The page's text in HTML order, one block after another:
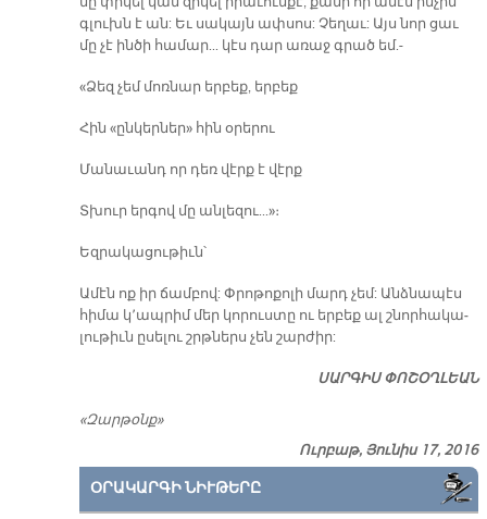
գլուխն է ան: Եւ սա­կայն ափ­սոս: Չե­ղաւ: Այս նոր ցաւ
մը չէ ին­ծի հա­մար... կէս դար ա­ռաջ գրած եմ.-
«Ձեզ չեմ մոռ­նար եր­բեք, եր­բեք
Հին «ըն­կեր­ներ» հին օ­րե­րու
Մա­նա­ւանդ որ դեռ վէրք է վէրք
Տխուր եր­գով մը ան­լե­զու...»։
Եզ­րա­կա­ցու­թիւն՝
Ա­մէն ոք իր ճամ­բով: Փրո­թո­քո­լի մարդ չեմ: Անձ­նա­պէս
հի­մա կ՚ապ­րիմ մեր կո­րուս­տը ու եր­բեք ալ շնոր­հա­կա­
լու­թիւն ը­սե­լու շրթներս չեն շար­ժիր:
ՍԱՐԳԻՍ ՓՈՇՕՂԼԵԱՆ
«Զարթօնք»
Ուրբաթ, Յունիս 17, 2016
ՕՐԱԿԱՐԳԻ ՆԻՒԹԵՐԸ